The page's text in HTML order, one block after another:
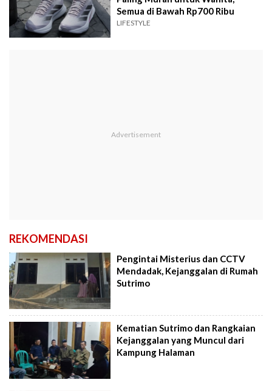
Semua di Bawah Rp700 Ribu
LIFESTYLE
REKOMENDASI
Pengintai Misterius dan CCTV
Mendadak, Kejanggalan di Rumah
Sutrimo
Kematian Sutrimo dan Rangkaian
Kejanggalan yang Muncul dari
Kampung Halaman